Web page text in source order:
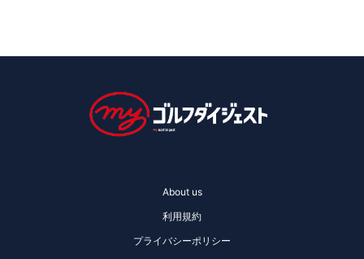
About us
利用規約
プライバシーポリシー